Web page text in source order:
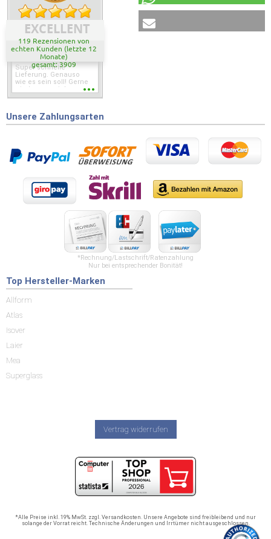
EXCELLENT
119 Rezensionen von
echten Kunden (letzte 12
Monate)
gesamt: 3909
Super schnelle
Lieferung. Genauso
wie es sein soll! Gerne
wieder wenn ich was
Unsere Zahlungsarten
*Rechnung/Lastschrift/Ratenzahlung
Nur bei entsprechender Bonität!
Top Hersteller-Marken
Allform
Atlas
Isover
Laier
Mea
Superglass
Vertrag widerrufen
*Alle Preise inkl. 19% MwSt. zzgl. Versandkosten. Unsere Angebote sind freibleibend und nur
solange der Vorrat reicht. Technische Änderungen und Irrtümer nicht ausgeschlossen.